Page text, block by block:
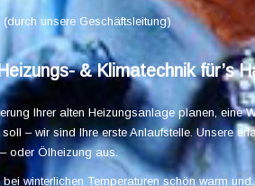
unsere Geschäftsleitung)
& Klimatechnik für’s
Ihrer alten Heizungsanlage planen, eine
– wir sind Ihre erste Anlaufstelle. Unsere
oder Ölheizung aus.
winterlichen Temperaturen schön warm